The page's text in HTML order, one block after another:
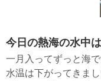
今日の熱海の水中は
一月入ってずっと海
水温は下がってきま